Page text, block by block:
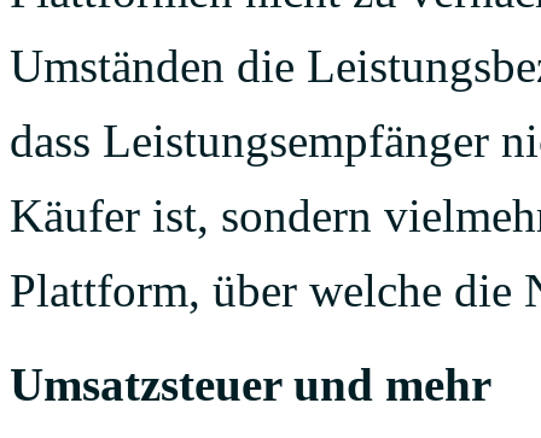
Umständen die
dass Leistungsempfänger
Käufer ist, sondern
Plattform, über welche die
Umsatzsteuer und mehr